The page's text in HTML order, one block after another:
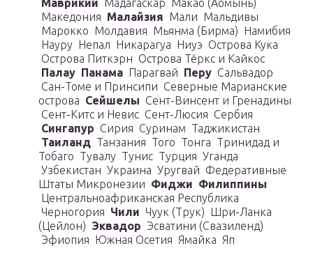
Маврикий Мадагаскар Макао (Аомынь)
Македония Малайзия Мали Мальдивы
Марокко Молдавия Мьянма (Бирма) Намибия
Науру Непал Никарагуа Ниуэ Острова Кука
Острова Питкэрн Острова Тёркс и Кайкос
Палау Панама Парагвай Перу Сальвадор
Сан-Томе и Принсипи Северные Марианские
острова Сейшелы Сент-Винсент и Гренадины
Сент-Китс и Невис Сент-Люсия Сербия
Сингапур Сирия Суринам Таджикистан
Таиланд Танзания Того Тонга Тринидад и
Тобаго Тувалу Тунис Турция Уганда
Узбекистан Украина Уругвай Федеративные
Штаты Микронезии Фиджи Филиппины
Центральноафриканская Республика
Черногория Чили Чуук (Трук) Шри-Ланка
(Цейлон) Эквадор Эсватини (Свазиленд)
Эфиопия Южная Осетия Ямайка Яп